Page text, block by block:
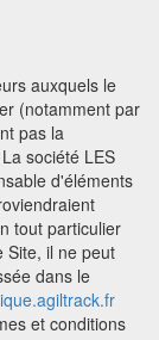
auxquels le
(notamment par
pas la
société LES
d'éléments
tout particulier
Site, il ne peut
dans le
et conditions